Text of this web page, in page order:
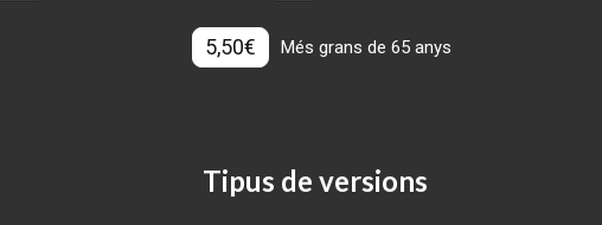
5,50€ Més grans de 65 anys
Tipus de versions